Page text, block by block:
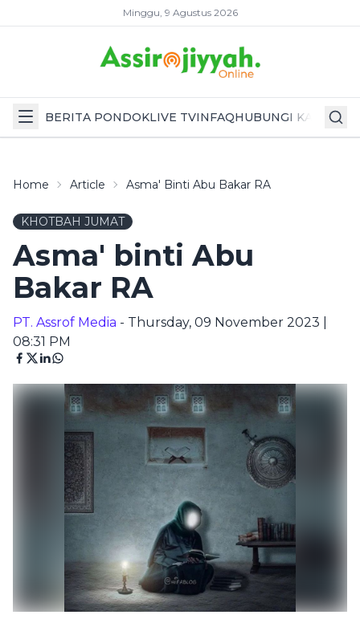
Minggu, 9 Agustus 2026
BERITA PONDOKLIVE TVINFAQHUBUNGI KAMI
Home Article Asma' Binti Abu Bakar RA
KHOTBAH JUMAT
Asma' binti Abu
Bakar RA
PT. Assrof Media - Thursday, 09 November 2023 |
08:31 PM